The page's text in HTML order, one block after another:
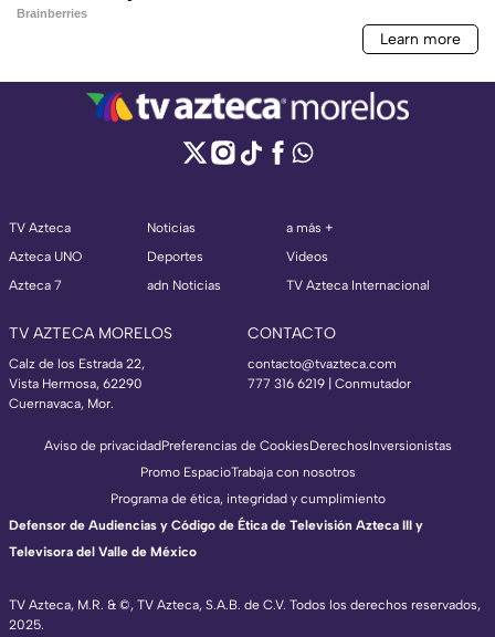
TV Azteca
Azteca UNO
Azteca 7
Noticias
Deportes
adn Noticias
a más +
Videos
TV Azteca Internacional
TV AZTECA MORELOS
Calz de los Estrada 22,
Vista Hermosa, 62290
Cuernavaca, Mor.
CONTACTO
contacto@tvazteca.com
777 316 6219 | Conmutador
TV Azteca, M.R. & ©, TV Azteca, S.A.B. de C.V. Todos los derechos reservados,
2025.
Aviso de privacidadPreferencias de CookiesDerechosInversionistas
Promo EspacioTrabaja con nosotros
Programa de ética, integridad y cumplimiento
Defensor de Audiencias y Código de Ética de Televisión Azteca III y
Televisora del Valle de México